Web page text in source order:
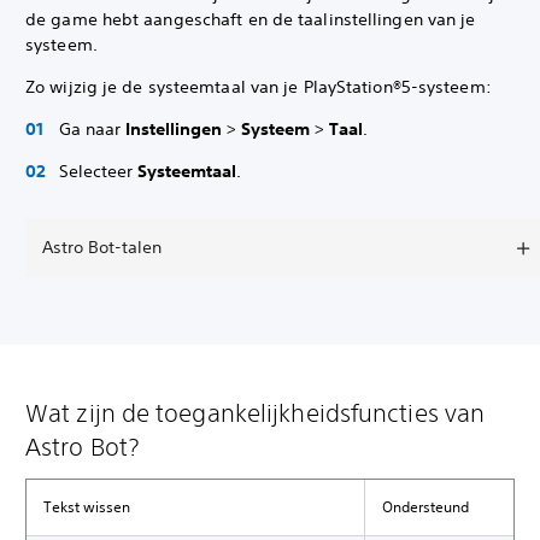
de game hebt aangeschaft en de taalinstellingen van je
systeem.
Zo wijzig je de systeemtaal van je PlayStation®5-systeem:
Ga naar Instellingen > Systeem > Taal.
Selecteer Systeemtaal.
Astro Bot-talen
Wat zijn de toegankelijkheidsfuncties van
Astro Bot?
Tekst wissen Ondersteund